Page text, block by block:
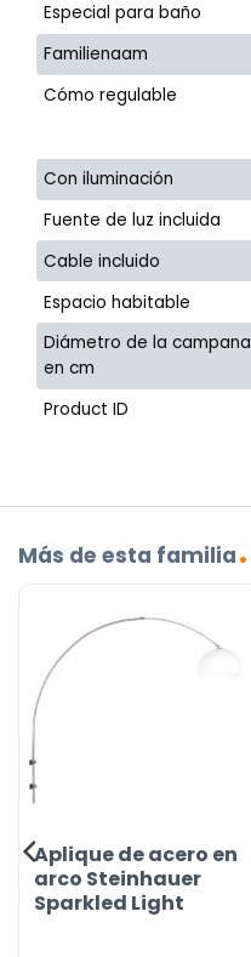
Especial para baño
Familienaam
Cómo regulable
Con iluminación
Fuente de luz incluida
Cable incluido
Espacio habitable
Diámetro de la campana
en cm
Product ID
Más de esta familia
Aplique de acero en
arco Steinhauer
Sparkled Light